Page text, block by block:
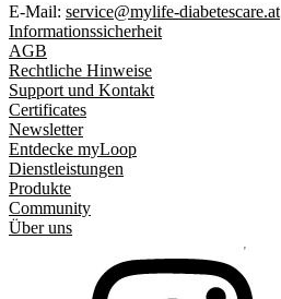
E-Mail: service@mylife-diabetescare.at
Informationssicherheit
AGB
Rechtliche Hinweise
Support und Kontakt
Certificates
Newsletter
Entdecke myLoop
Dienstleistungen
Produkte
Community
Über uns